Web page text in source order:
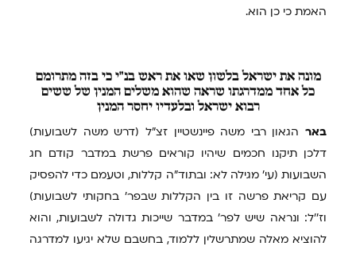
האמת כי כן הוא.
מונה את ישראל בלשון שאו את ראש בנ"י כי בזה מתרומם
כל אחד ממדרגתו שראה שהוא משלים המנין של ששים
רבוא ישראל ובלעדיו יחסר המנין
באר הגאון רבי משה פיינשטיין זצ"ל (דרש משה לשבועות)
דלכן תיקנו חכמים שיהיו קוראים פרשת במדבר קודם חג
השבועות (עי' מגילה לא: ובתוד"ה קללות, וטעמם כדי להפסיק
עם קריאת פרשה זו בין הקללות שבפר' בחקותי לשבועות)
וז''ל: ונראה שיש לפר' במדבר שייכות גדולה לשבועות, והוא
להוציא מאלה שמתרשלין ללמוד, בחשבם שלא יגיעו למדרגה